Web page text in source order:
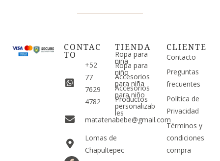
CONTAC
TO
+52
77
7629
4782
matatenabebe@gmail.com
Lomas de
Chapultepec
TIENDA
Ropa para
niña
Ropa para
niño
Accesorios
para niña
Accesorios
para niño
Productos
personalizab
les
CLIENTE
Contacto
Preguntas
frecuentes
Política de
Privacidad
Términos y
condiciones
compra